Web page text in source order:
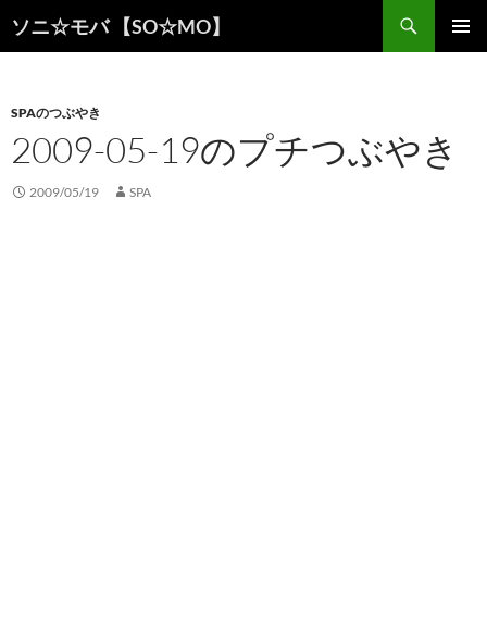
ソニ☆モバ 【SO☆MO】
索
ン
ツ
へ
キ
SPAのつぶやき
2009-05-19のプチつぶやき
2009/05/19 SPA